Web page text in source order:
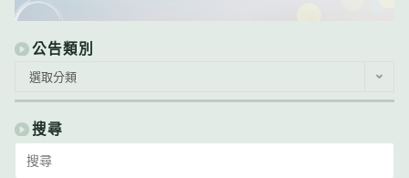
公告類別
類
別
選取分類
搜尋
for: